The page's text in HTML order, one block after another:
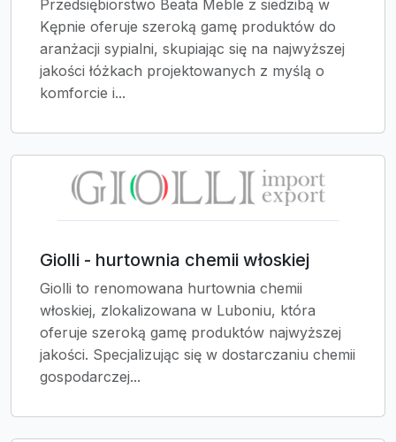
Przedsiębiorstwo Beata Meble z siedzibą w
Kępnie oferuje szeroką gamę produktów do
aranżacji sypialni, skupiając się na najwyższej
jakości łóżkach projektowanych z myślą o
komforcie i...
Giolli - hurtownia chemii włoskiej
Giolli to renomowana hurtownia chemii
włoskiej, zlokalizowana w Luboniu, która
oferuje szeroką gamę produktów najwyższej
jakości. Specjalizując się w dostarczaniu chemii
gospodarczej...